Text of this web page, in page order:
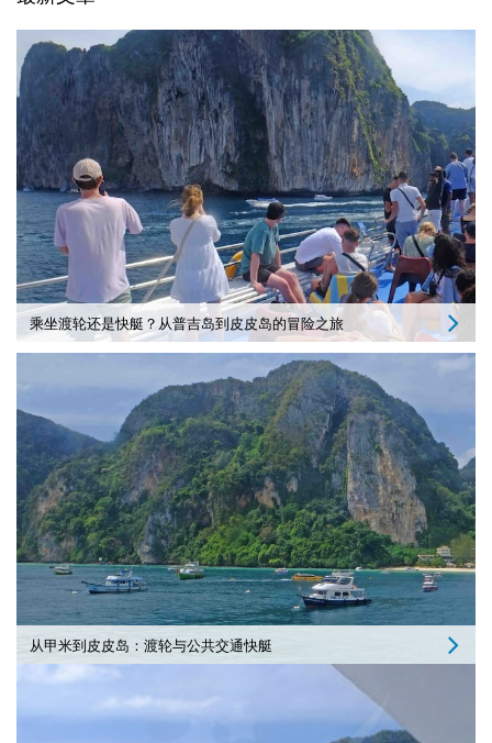
乘坐渡轮还是快艇？从普吉岛到皮皮岛的冒险之旅
从甲米到皮皮岛：渡轮与公共交通快艇